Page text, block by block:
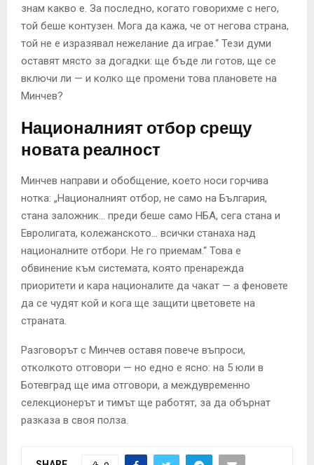
знам какво е. За последно, когато говорихме с него,
той беше контузен. Мога да кажа, че от негова страна,
той не е изразявал нежелание да играе.“ Тези думи
оставят място за догадки: ще бъде ли готов, ще се
включи ли — и колко ще промени това плановете на
Минчев?
Националният отбор срещу
новата реалност
Минчев направи и обобщение, което носи горчива
нотка: „Националният отбор, не само на България,
стана заложник… преди беше само НБА, сега стана и
Евролигата, колежанското… всички станаха над
националните отбори. Не го приемам.“ Това е
обвинение към системата, която пренарежда
приоритети и кара националите да чакат — а феновете
да се чудят кой и кога ще защити цветовете на
страната.
Разговорът с Минчев оставя повече въпроси,
отколкото отговори — но едно е ясно: на 5 юли в
Ботевград ще има отговори, а междувременно
селекционерът и тимът ще работят, за да обърнат
разказа в своя полза.